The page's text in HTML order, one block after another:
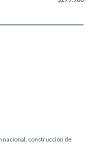
nacional, construcción de